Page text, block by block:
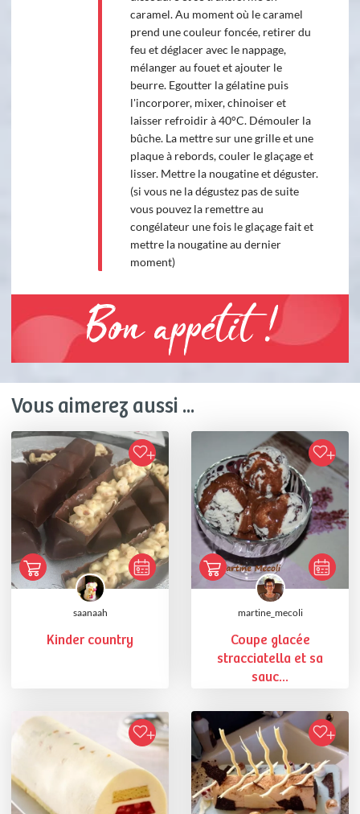
caramel. Au moment où le caramel
prend une couleur foncée, retirer du
feu et déglacer avec le nappage,
mélanger au fouet et ajouter le
beurre. Egoutter la gélatine puis
l'incorporer, mixer, chinoiser et
laisser refroidir à 40°C. Démouler la
bûche. La mettre sur une grille et une
plaque à rebords, couler le glaçage et
lisser. Mettre la nougatine et déguster.
(si vous ne la dégustez pas de suite
vous pouvez la remettre au
congélateur une fois le glaçage fait et
mettre la nougatine au dernier
moment)
Bon appétit !
Vous aimerez aussi ...
saanaah
Kinder country
martine_mecoli
Coupe glacée
stracciatella et sa
sauc...